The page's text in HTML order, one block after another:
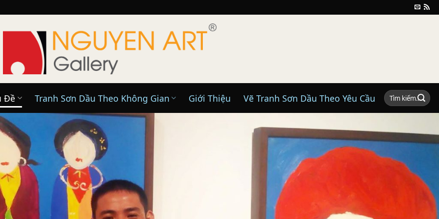
Đề Tranh Sơn Dầu Theo Không Gian Giới Thiệu Vẽ Tranh Sơn Dầu Theo Yêu Cầu
Tìm
kiếm: